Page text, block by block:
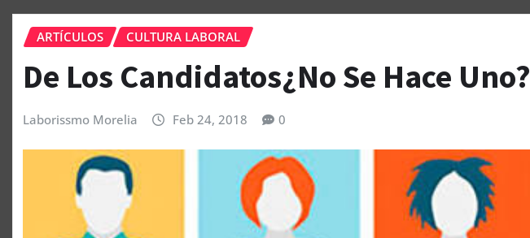
ARTÍCULOS CULTURA LABORAL
De Los Candidatos¿No Se Hace Uno?
Laborissmo Morelia Feb 24, 2018 0